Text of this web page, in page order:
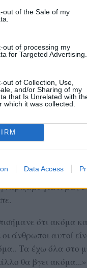
out of the Sale of my
out of processing my
for Targeted Advertising.
out of Collection, Use,
and/or Sharing of my
that Is Unrelated with
which it was collected.
Data Access
εκείνος ο
ο Γιάννης
την
των προστίμων;
δεν είναι μόνο
αλλά ακόμα δεν
τόσα εκατομμύρια
ολοκληρώνοντας
για τους
έλεγχοι της
γιατί μας
ότι ακόμα
άνθρωποι αυτοί
Τα έχω όλα στο
άλλο θα βγει